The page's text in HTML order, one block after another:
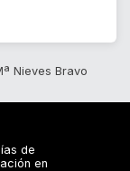
Nieves Bravo
de
en